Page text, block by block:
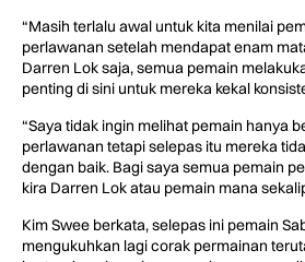
“Masih terlalu awal untuk kita menilai
perlawanan setelah mendapat enam
Darren Lok saja, semua pemain
penting di sini untuk mereka kekal
“Saya tidak ingin melihat pemain hanya
perlawanan tetapi selepas itu mereka
dengan baik. Bagi saya semua pemain
kira Darren Lok atau pemain mana
Kim Swee berkata, selepas ini pemain
mengukuhkan lagi corak permainan